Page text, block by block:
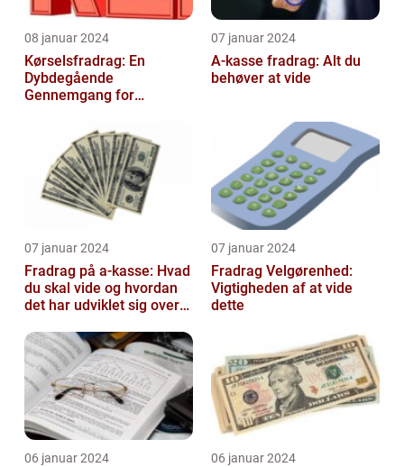
08 januar 2024
Kørselsfradrag: En
Dybdegående
Gennemgang for
Investorer
07 januar 2024
A-kasse fradrag: Alt du
behøver at vide
07 januar 2024
Fradrag på a-kasse: Hvad
du skal vide og hvordan
det har udviklet sig over
07 januar 2024
Fradrag Velgørenhed:
Vigtigheden af at vide
dette
06 januar 2024 06 januar 2024